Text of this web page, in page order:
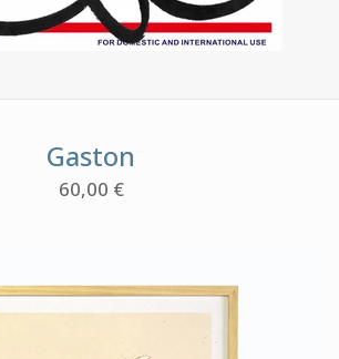
Gaston
60,00 €